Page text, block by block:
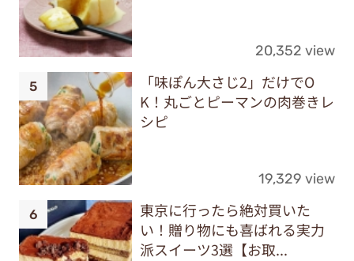
20,352 view
「味ぽん大さじ2」だけでO
K！丸ごとピーマンの肉巻きレ
シピ
19,329 view
東京に行ったら絶対買いた
い！贈り物にも喜ばれる実力
派スイーツ3選【お取...